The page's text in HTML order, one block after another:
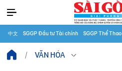
中文 SGGP Đầu tư Tài chính SGGP Thể Thao
VĂN HÓA